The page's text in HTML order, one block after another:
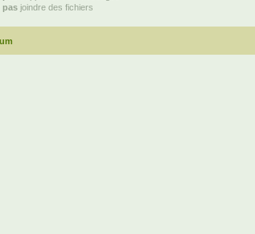
pas joindre des fichiers